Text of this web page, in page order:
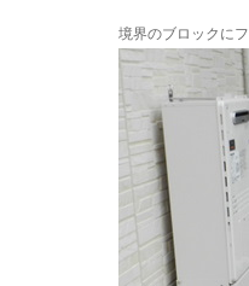
境界のブロックに